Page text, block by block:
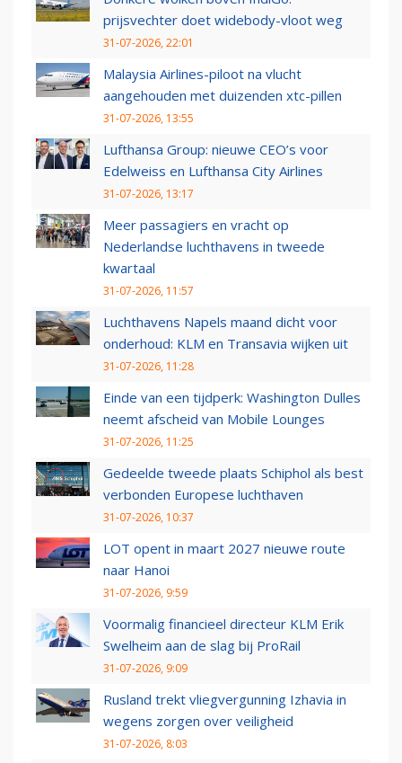
prijsvechter doet widebody-vloot weg
31-07-2026, 22:01
Malaysia Airlines-piloot na vlucht
aangehouden met duizenden xtc-pillen
31-07-2026, 13:55
Lufthansa Group: nieuwe CEO’s voor
Edelweiss en Lufthansa City Airlines
31-07-2026, 13:17
Meer passagiers en vracht op
Nederlandse luchthavens in tweede
kwartaal
31-07-2026, 11:57
Luchthavens Napels maand dicht voor
onderhoud: KLM en Transavia wijken uit
31-07-2026, 11:28
Einde van een tijdperk: Washington Dulles
neemt afscheid van Mobile Lounges
31-07-2026, 11:25
Gedeelde tweede plaats Schiphol als best
verbonden Europese luchthaven
31-07-2026, 10:37
LOT opent in maart 2027 nieuwe route
naar Hanoi
31-07-2026, 9:59
Voormalig financieel directeur KLM Erik
Swelheim aan de slag bij ProRail
31-07-2026, 9:09
Rusland trekt vliegvergunning Izhavia in
wegens zorgen over veiligheid
31-07-2026, 8:03